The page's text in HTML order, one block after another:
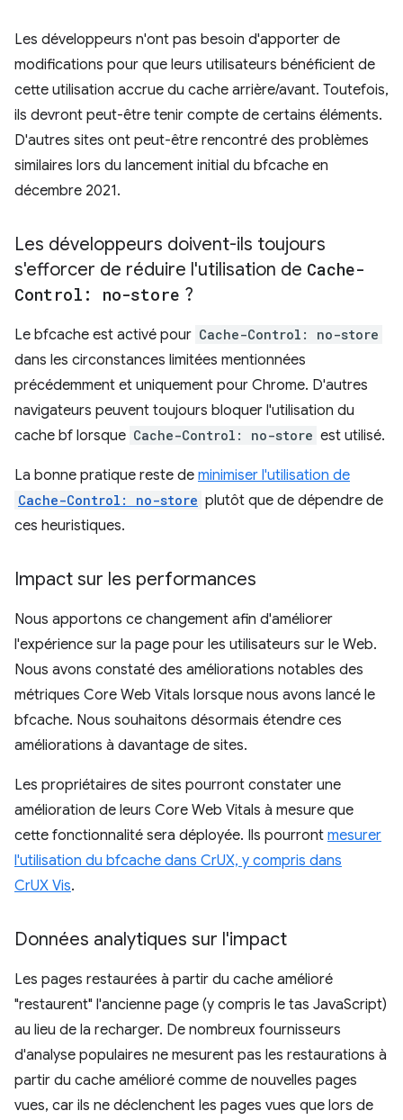
Les développeurs n'ont pas besoin d'apporter de
modifications pour que leurs utilisateurs bénéficient de
cette utilisation accrue du cache arrière/avant. Toutefois,
ils devront peut-être tenir compte de certains éléments.
D'autres sites ont peut-être rencontré des problèmes
similaires lors du lancement initial du bfcache en
décembre 2021.
Les développeurs doivent-ils toujours
s'efforcer de réduire l'utilisation de Cache-
Control: no-store ?
Le bfcache est activé pour Cache-Control: no-store
dans les circonstances limitées mentionnées
précédemment et uniquement pour Chrome. D'autres
navigateurs peuvent toujours bloquer l'utilisation du
cache bf lorsque Cache-Control: no-store est utilisé.
La bonne pratique reste de minimiser l'utilisation de
Cache-Control: no-store plutôt que de dépendre de
ces heuristiques.
Impact sur les performances
Nous apportons ce changement afin d'améliorer
l'expérience sur la page pour les utilisateurs sur le Web.
Nous avons constaté des améliorations notables des
métriques Core Web Vitals lorsque nous avons lancé le
bfcache. Nous souhaitons désormais étendre ces
améliorations à davantage de sites.
Les propriétaires de sites pourront constater une
amélioration de leurs Core Web Vitals à mesure que
cette fonctionnalité sera déployée. Ils pourront mesurer
l'utilisation du bfcache dans CrUX, y compris dans
CrUX Vis.
Données analytiques sur l'impact
Les pages restaurées à partir du cache amélioré
"restaurent" l'ancienne page (y compris le tas JavaScript)
au lieu de la recharger. De nombreux fournisseurs
d'analyse populaires ne mesurent pas les restaurations à
partir du cache amélioré comme de nouvelles pages
vues, car ils ne déclenchent les pages vues que lors de